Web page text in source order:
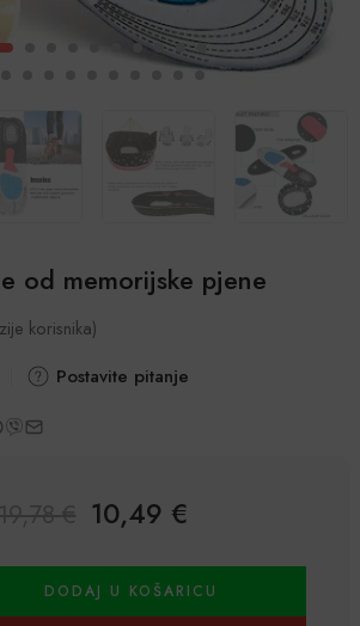
od memorijske pjene
korisnika)
Postavite pitanje
10,49 €
DODAJ U KOŠARICU